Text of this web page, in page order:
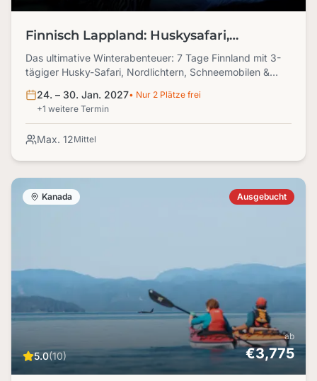
Finnisch Lappland: Huskysafari,
Nordlichter und viele weitere Abenteuer
Das ultimative Winterabenteuer: 7 Tage Finnland mit 3-
tägiger Husky-Safari, Nordlichtern, Schneemobilen &
Momente.
24. – 30. Jan. 2027• Nur 2 Plätze frei
+1 weitere Termin
Max. 12Mittel
Kanada Ausgebucht
5.0(10)
ab
€3,775